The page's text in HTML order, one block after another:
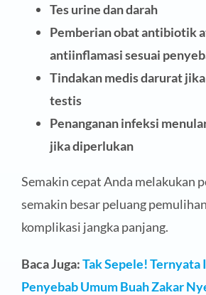
Tes urine dan darah
Pemberian obat antibiotik
antiinflamasi sesuai
Tindakan medis darurat
testis
Penanganan infeksi
jika diperlukan
Semakin cepat Anda melakukan
semakin besar peluang
komplikasi jangka panjang.
Baca Juga:Tak Sepele! Ternyata
Penyebab Umum Buah Zakar